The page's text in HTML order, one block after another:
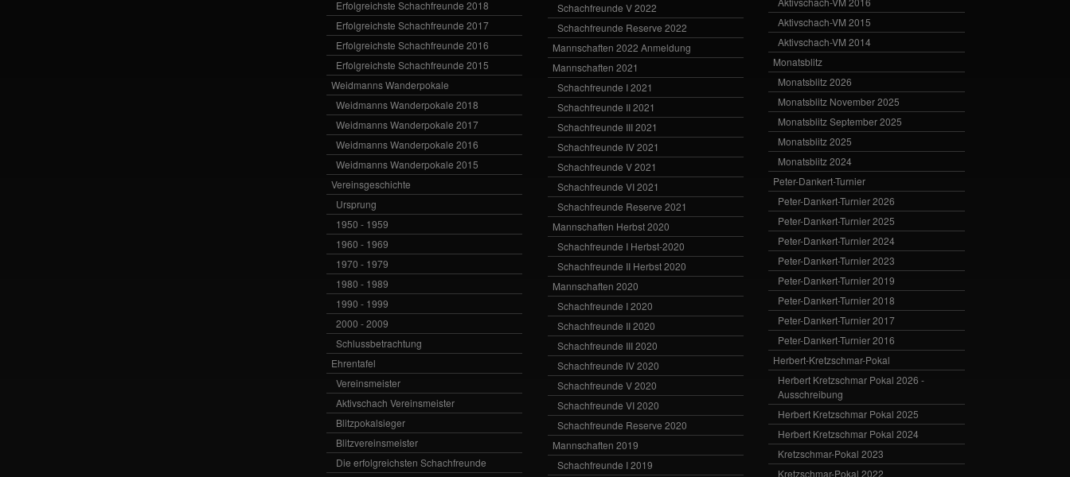
Erfolgreichste Schachfreunde 2018
Erfolgreichste Schachfreunde 2017
Erfolgreichste Schachfreunde 2016
Erfolgreichste Schachfreunde 2015
Weidmanns Wanderpokale
Weidmanns Wanderpokale 2018
Weidmanns Wanderpokale 2017
Weidmanns Wanderpokale 2016
Weidmanns Wanderpokale 2015
Vereinsgeschichte
Ursprung
1950 - 1959
1960 - 1969
1970 - 1979
1980 - 1989
1990 - 1999
2000 - 2009
Schlussbetrachtung
Ehrentafel
Vereinsmeister
Aktivschach Vereinsmeister
Blitzpokalsieger
Blitzvereinsmeister
Die erfolgreichsten Schachfreunde
Schachfreunde V 2022
Schachfreunde Reserve 2022
Mannschaften 2022 Anmeldung
Mannschaften 2021
Schachfreunde I 2021
Schachfreunde II 2021
Schachfreunde III 2021
Schachfreunde IV 2021
Schachfreunde V 2021
Schachfreunde VI 2021
Schachfreunde Reserve 2021
Mannschaften Herbst 2020
Schachfreunde I Herbst-2020
Schachfreunde II Herbst 2020
Mannschaften 2020
Schachfreunde I 2020
Schachfreunde II 2020
Schachfreunde III 2020
Schachfreunde IV 2020
Schachfreunde V 2020
Schachfreunde VI 2020
Schachfreunde Reserve 2020
Mannschaften 2019
Schachfreunde I 2019
Aktivschach-VM 2015
Aktivschach-VM 2014
Monatsblitz
Monatsblitz 2026
Monatsblitz November 2025
Monatsblitz September 2025
Monatsblitz 2025
Monatsblitz 2024
Peter-Dankert-Turnier
Peter-Dankert-Turnier 2026
Peter-Dankert-Turnier 2025
Peter-Dankert-Turnier 2024
Peter-Dankert-Turnier 2023
Peter-Dankert-Turnier 2019
Peter-Dankert-Turnier 2018
Peter-Dankert-Turnier 2017
Peter-Dankert-Turnier 2016
Herbert-Kretzschmar-Pokal
Herbert Kretzschmar Pokal 2026 -
Ausschreibung
Herbert Kretzschmar Pokal 2025
Herbert Kretzschmar Pokal 2024
Kretzschmar-Pokal 2023
Kretzschmar-Pokal 2022